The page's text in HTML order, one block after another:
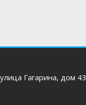
Гагарина, дом 43